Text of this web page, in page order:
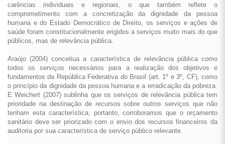
carências individuais e regionais, o que também reflete o
comprometimento com a concretização da dignidade da pessoa
humana e do Estado Democrático de Direito, os serviços e ações de
saúde foram constitucionalmente erigidos a serviços muito mais do que
públicos, mas de relevância pública.
Araújo (2004) conceitua a característica de relevância pública como
todos os serviços necessários para a realização dos objetivos e
fundamentos da República Federativa do Brasil (art. 1º e 3º, CF), como
o princípio da dignidade da pessoa humana e a erradicação da pobreza.
E Weichert (2007) sublinha que os serviços de relevância pública tem
prioridade na destinação de recursos sobre outros serviços que não
tenham esta característica, portanto, corroboramos que o orçamento
sanitário deve ser priorizado com o envio dos recursos financeiros da
auditoria por sua característica de serviço público relevante.